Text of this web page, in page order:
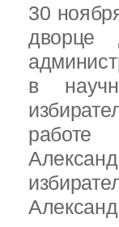
30
дворце
в